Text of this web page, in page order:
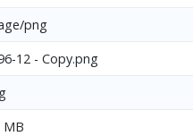
png
12 - Copy.png
MB